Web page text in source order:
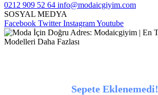
0212 909 52 64 info@modaicgiyim.com
SOSYAL MEDYA
Facebook TwitterInstagramYoutube
Sepete Eklenemedi!